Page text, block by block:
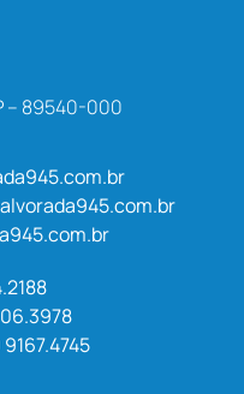
– 89540-000